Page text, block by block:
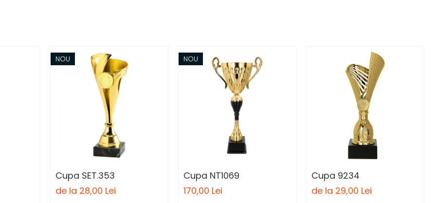
NOU
Cupa SET.353
de la 28,00 Lei
NOU
Cupa NT1069
170,00 Lei
Cupa 9234
de la 29,00 Lei